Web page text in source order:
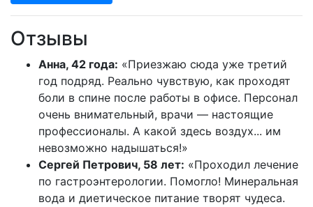
Отзывы
Анна, 42 года: «Приезжаю сюда уже третий
год подряд. Реально чувствую, как проходят
боли в спине после работы в офисе. Персонал
очень внимательный, врачи — настоящие
профессионалы. А какой здесь воздух... им
невозможно надышаться!»
Сергей Петрович, 58 лет: «Проходил лечение
по гастроэнтерологии. Помогло! Минеральная
вода и диетическое питание творят чудеса.